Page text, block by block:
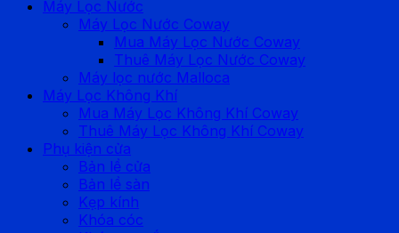
Máy Lọc Nước
Máy Lọc Nước Coway
Mua Máy Lọc Nước Coway
Thuê Máy Lọc Nước Coway
Máy lọc nước Malloca
Máy Lọc Không Khí
Mua Máy Lọc Không Khí Coway
Thuê Máy Lọc Không Khí Coway
Phụ kiện cửa
Bản lề cửa
Bản lề sàn
Kẹp kính
Khóa cóc